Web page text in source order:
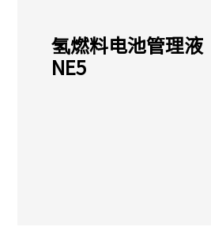
氢燃料电池管理液
NE5